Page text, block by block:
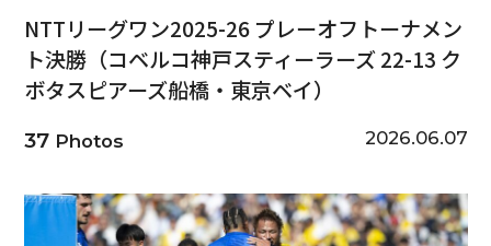
NTTリーグワン2025-26 プレーオフトーナメン
ト決勝（コベルコ神戸スティーラーズ 22-13 ク
ボタスピアーズ船橋・東京ベイ）
37Photos 2026.06.07